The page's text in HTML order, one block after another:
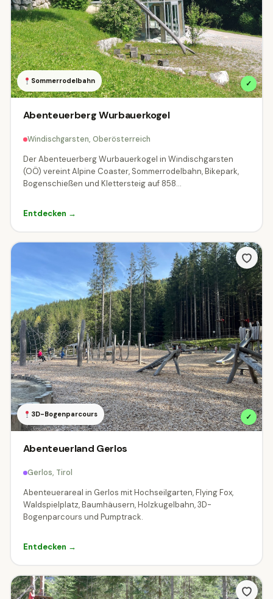
Sommerrodelbahn ✓
Abenteuerberg Wurbauerkogel
Windischgarsten, Oberösterreich
Der Abenteuerberg Wurbauerkogel in Windischgarsten
(OÖ) vereint Alpine Coaster, Sommerrodelbahn, Bikepark,
Bogenschießen und Klettersteig auf 858...
Entdecken →
3D-Bogenparcours ✓
Abenteuerland Gerlos
Gerlos, Tirol
Abenteuerareal in Gerlos mit Hochseilgarten, Flying Fox,
Waldspielplatz, Baumhäusern, Holzkugelbahn, 3D-
Bogenparcours und Pumptrack.
Entdecken →